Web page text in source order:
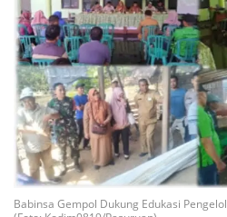
Babinsa Gempol Dukung Edukasi